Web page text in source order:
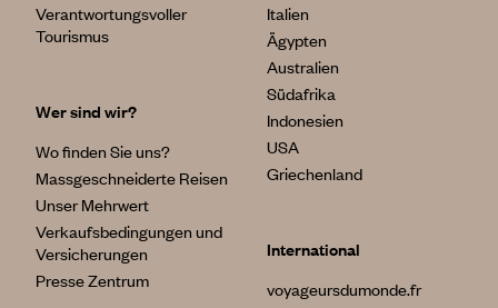
Verantwortungsvoller
Tourismus
Wer sind wir?
Wo finden Sie uns?
Massgeschneiderte Reisen
Unser Mehrwert
Verkaufsbedingungen und
Versicherungen
Presse Zentrum
Italien
Ägypten
Australien
Südafrika
Indonesien
USA
Griechenland
International
voyageursdumonde.fr